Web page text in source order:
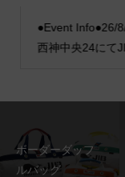
●Event Info●26/
西神中央24にて
ボーダーダッフ
ルバッグ